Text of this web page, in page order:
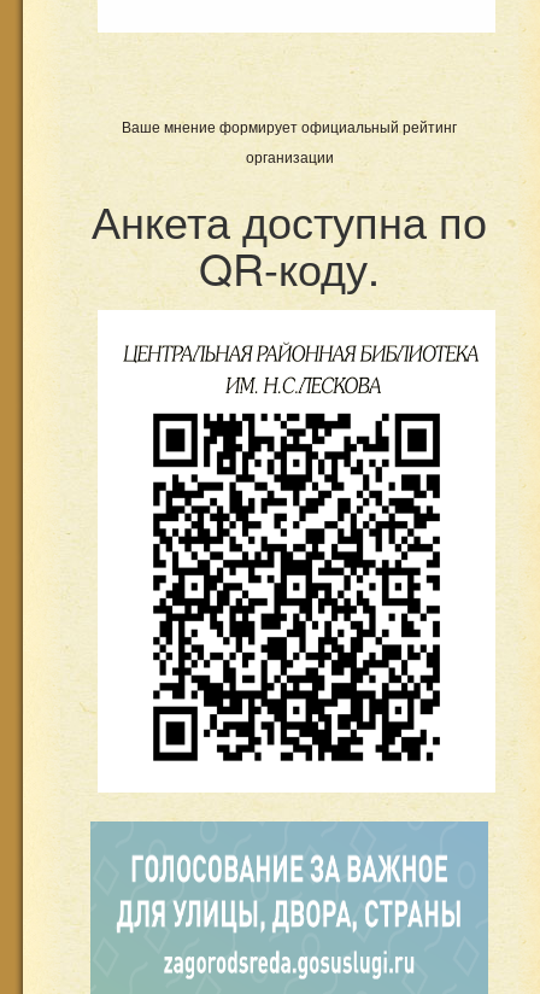
Ваше мнение формирует официальный рейтинг
организации
Анкета доступна по
QR-коду.